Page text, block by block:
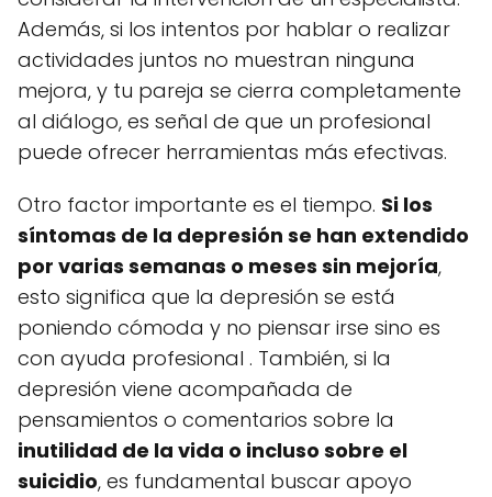
Además, si los intentos por hablar o realizar
actividades juntos no muestran ninguna
mejora, y tu pareja se cierra completamente
al diálogo, es señal de que un profesional
puede ofrecer herramientas más efectivas.
Otro factor importante es el tiempo. Si los
síntomas de la depresión se han extendido
por varias semanas o meses sin mejoría,
esto significa que la depresión se está
poniendo cómoda y no piensar irse sino es
con ayuda profesional . También, si la
depresión viene acompañada de
pensamientos o comentarios sobre la
inutilidad de la vida o incluso sobre el
suicidio, es fundamental buscar apoyo